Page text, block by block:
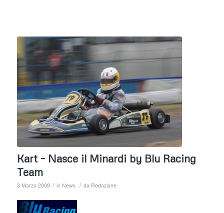
Kart – Nasce il Minardi by Blu Racing
Team
3 Marzo 2009 / in News / da Redazione